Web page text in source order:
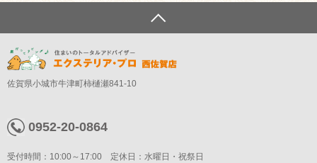
佐賀県小城市牛津町柿樋瀬841-10
0952-20-0864
受付時間：10:00～17:00 定休日：水曜日・祝祭日